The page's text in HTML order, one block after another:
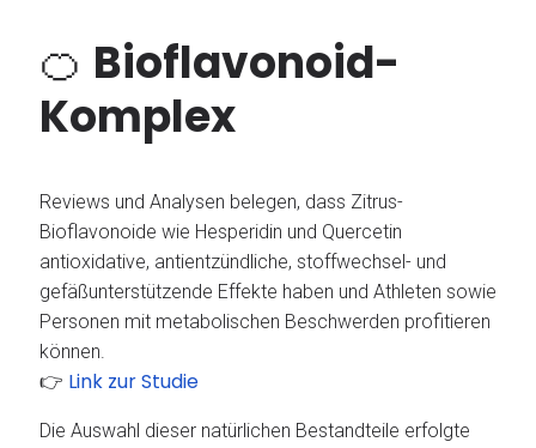
🍊 Bioflavonoid-
Komplex
Reviews und Analysen belegen, dass Zitrus-
Bioflavonoide wie Hesperidin und Quercetin
antioxidative, antientzündliche, stoffwechsel- und
gefäßunterstützende Effekte haben und Athleten sowie
Personen mit metabolischen Beschwerden profitieren
können.
👉 Link zur Studie
Die Auswahl dieser natürlichen Bestandteile erfolgte